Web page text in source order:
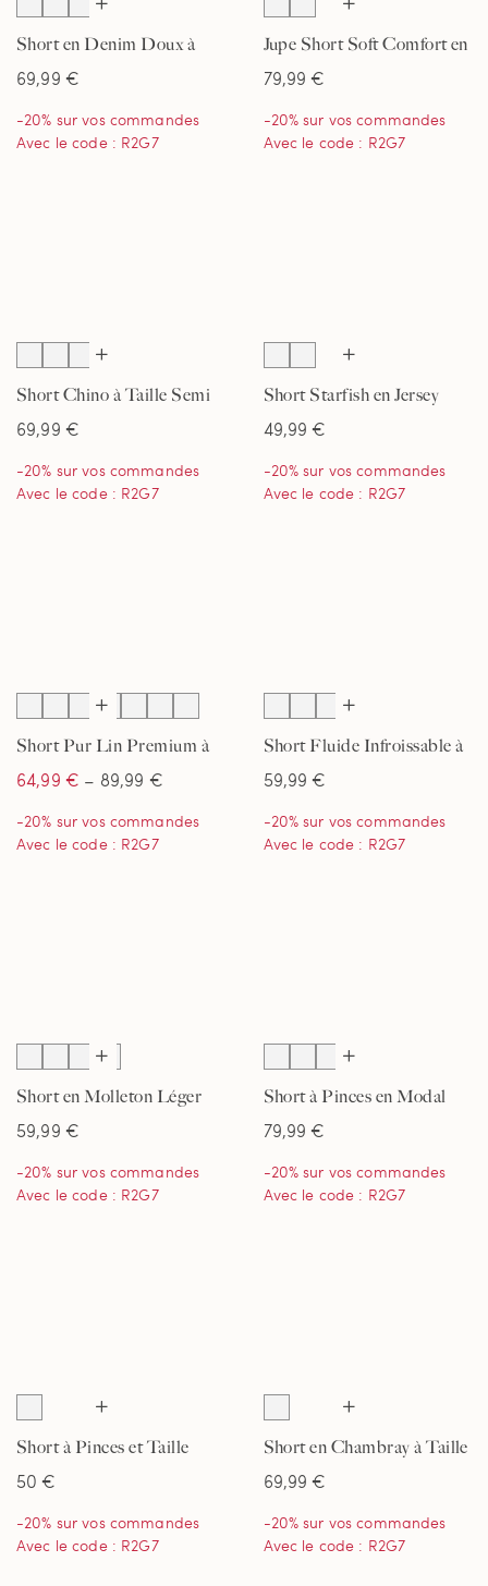
Short en Denim Doux à
69,99 €
-20% sur vos commandes
Avec le code : R2G7
Jupe Short Soft Comfort en
79,99 €
-20% sur vos commandes
Avec le code : R2G7
Short Chino à Taille Semi
69,99 €
-20% sur vos commandes
Avec le code : R2G7
Short Starfish en Jersey
49,99 €
-20% sur vos commandes
Avec le code : R2G7
Short Pur Lin Premium à
64,99 € – 89,99 €
-20% sur vos commandes
Avec le code : R2G7
Short Fluide Infroissable à
59,99 €
-20% sur vos commandes
Avec le code : R2G7
Short en Molleton Léger
59,99 €
-20% sur vos commandes
Avec le code : R2G7
Short à Pinces en Modal
79,99 €
-20% sur vos commandes
Avec le code : R2G7
Short à Pinces et Taille
Coton, Femme
50 €
-20% sur vos commandes
Avec le code : R2G7
Short en Chambray à Taille
69,99 €
-20% sur vos commandes
Avec le code : R2G7